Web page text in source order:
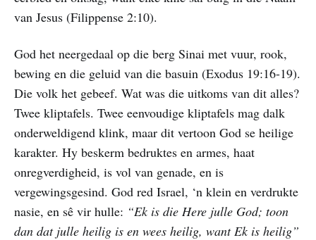
van Jesus (Filippense 2:10).
God het neergedaal op die berg Sinai met vuur, rook,
bewing en die geluid van die basuin (Exodus 19:16-19).
Die volk het gebeef. Wat was die uitkoms van dit alles?
Twee kliptafels. Twee eenvoudige kliptafels mag dalk
onderweldigend klink, maar dit vertoon God se heilige
karakter. Hy beskerm bedruktes en armes, haat
onregverdigheid, is vol van genade, en is
vergewingsgesind. God red Israel, ‘n klein en verdrukte
nasie, en sê vir hulle: “Ek is die Here julle God; toon
dan dat julle heilig is en wees heilig, want Ek is heilig”